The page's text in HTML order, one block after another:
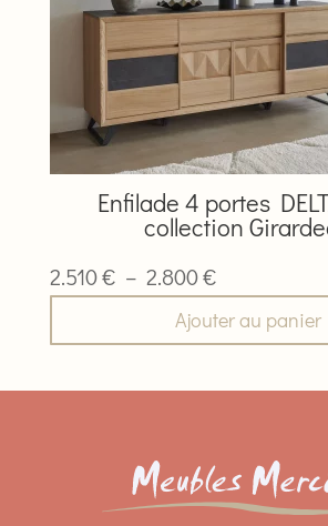
Enfilade 4 portes
collection
2.510€ – 2.800€Plage
de
prix :
2.510 €
2.800 €
Ajouter au panier
plusieurs
variations.
peuvent
être
du
produit